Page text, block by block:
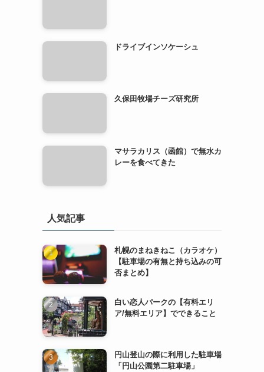
ドライブインソケーシュ
久保田牧場チーズ研究所
マサラカリス（函館）で無水カ
レーを食べてきた
人気記事
札幌のまねきねこ（カラオケ）
【駐車場の有無と持ち込みの可
否まとめ】
白い恋人パークの【有料エリ
ア/無料エリア】でできること
円山登山の際に利用した駐車場
「円山公園第二駐車場」